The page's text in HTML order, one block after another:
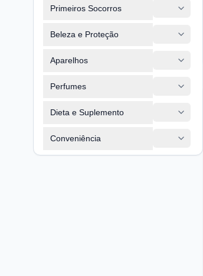
Primeiros Socorros
Beleza e Proteção
Aparelhos
Perfumes
Dieta e Suplemento
Conveniência